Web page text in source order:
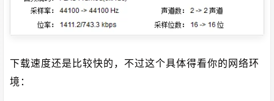
下载速度还是比较快的，不过这个具体得看你的网络环
境：